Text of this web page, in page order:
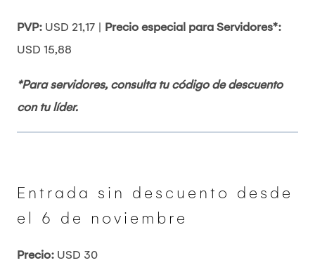
PVP: USD 21,17 | Precio especial para Servidores*:
USD 15,88
*Para servidores, consulta tu código de descuento
con tu líder.
Entrada sin descuento desde
el 6 de noviembre
Precio: USD 30